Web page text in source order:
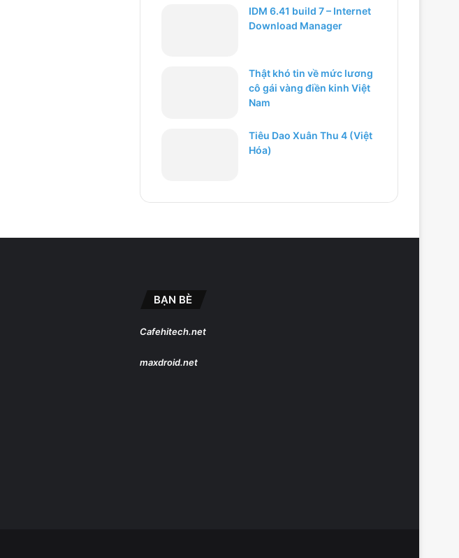
IDM 6.41 build 7 – Internet
Download Manager
Thật khó tin về mức lương
cô gái vàng điền kinh Việt
Nam
Tiêu Dao Xuân Thu 4 (Việt
Hóa)
BẠN BÈ
Cafehitech.net
maxdroid.net